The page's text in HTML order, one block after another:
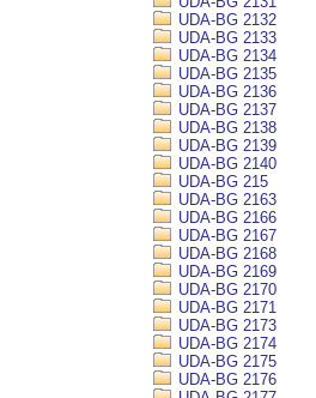
UDA-BG 2132
UDA-BG 2133
UDA-BG 2134
UDA-BG 2135
UDA-BG 2136
UDA-BG 2137
UDA-BG 2138
UDA-BG 2139
UDA-BG 2140
UDA-BG 215
UDA-BG 2163
UDA-BG 2166
UDA-BG 2167
UDA-BG 2168
UDA-BG 2169
UDA-BG 2170
UDA-BG 2171
UDA-BG 2173
UDA-BG 2174
UDA-BG 2175
UDA-BG 2176